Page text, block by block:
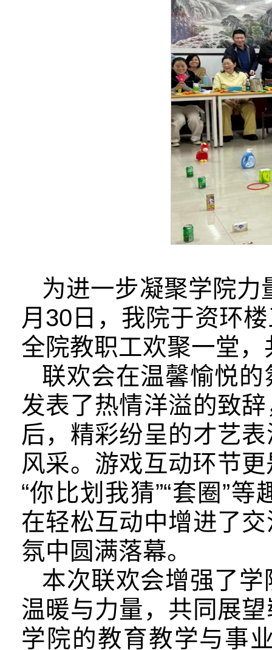
为进一步凝聚学院
月30日，我院于资环
全院教职工欢聚一堂
联欢会在温馨愉悦
发表了热情洋溢的致
后，精彩纷呈的才艺
风采。游戏互动环节
“你比划我猜”“套圈”
在轻松互动中增进了
氛中圆满落幕。
本次联欢会增强了
温暖与力量，共同展
学院的教育教学与事